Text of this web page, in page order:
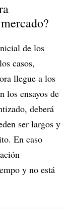
de los
casos,
llegue a los
los ensayos de
deberá
ser largos y
En caso
y no está